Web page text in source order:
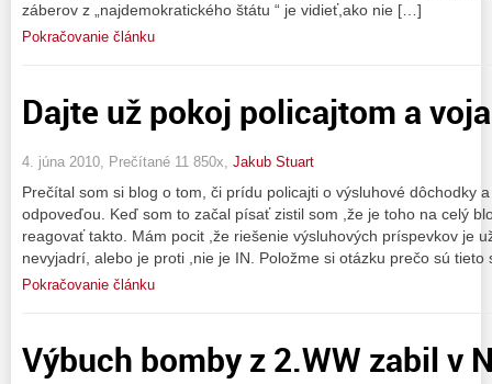
záberov z „najdemokratického štátu “ je vidieť,ako nie […]
Pokračovanie článku
Dajte už pokoj policajtom a
4. júna 2010, Prečítané 11 850x, Jakub Stuart
Prečítal som si blog o tom, či prídu policajti o výsluhové dôchodky
odpoveďou. Keď som to začal písať zistil som ,že je toho na celý
reagovať takto. Mám pocit ,že riešenie výsluhových príspevkov je
nevyjadrí, alebo je proti ,nie je IN. Položme si otázku prečo sú
Pokračovanie článku
Výbuch bomby z 2.WW zabil v